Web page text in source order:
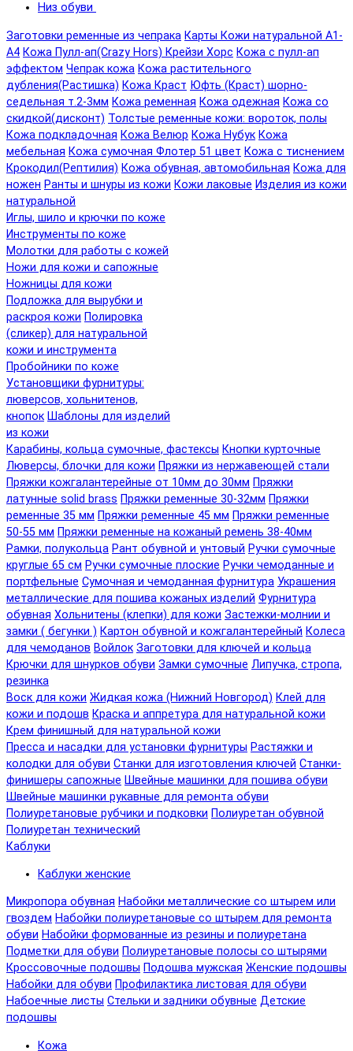
Низ обуви
Заготовки ременные из чепрака Карты Кожи натуральной А1-
А4 Кожа Пулл-ап(Crazy Hors) Крейзи Хорс Кожа с пулл-ап
эффектом Чепрак кожа Кожа растительного
дубления(Растишка) Кожа Краст Юфть (Краст) шорно-
седельная т.2-3мм Кожа ременная Кожа одежная Кожа со
скидкой(дисконт) Толстые ременные кожи: вороток, полы
Кожа подкладочная Кожа Велюр Кожа Нубук Кожа
мебельная Кожа сумочная Флотер 51 цвет Кожа с тиснением
Крокодил(Рептилия) Кожа обувная, автомобильная Кожа для
ножен Ранты и шнуры из кожи Кожи лаковые Изделия из кожи
натуральной
Иглы, шило и крючки по коже
Инструменты по коже
Молотки для работы с кожей
Ножи для кожи и сапожные
Ножницы для кожи
Подложка для вырубки и
раскроя кожи Полировка
(сликер) для натуральной
кожи и инструмента
Пробойники по коже
Установщики фурнитуры:
люверсов, хольнитенов,
кнопок Шаблоны для изделий
из кожи
Карабины, кольца сумочные, фастексы Кнопки курточные
Люверсы, блочки для кожи Пряжки из нержавеющей стали
Пряжки кожгалантерейные от 10мм до 30мм Пряжки
латунные solid brass Пряжки ременные 30-32мм Пряжки
ременные 35 мм Пряжки ременные 45 мм Пряжки ременные
50-55 мм Пряжки ременные на кожаный ремень 38-40мм
Рамки, полукольца Рант обувной и унтовый Ручки сумочные
круглые 65 см Ручки сумочные плоские Ручки чемоданные и
портфельные Сумочная и чемоданная фурнитура Украшения
металлические для пошива кожаных изделий Фурнитура
обувная Хольнитены (клепки) для кожи Застежки-молнии и
замки ( бегунки ) Картон обувной и кожгалантерейный Колеса
для чемоданов Войлок Заготовки для ключей и кольца
Крючки для шнурков обуви Замки сумочные Липучка, стропа,
резинка
Воск для кожи Жидкая кожа (Нижний Новгород) Клей для
кожи и подошв Краска и аппретура для натуральной кожи
Крем финишный для натуральной кожи
Пресса и насадки для установки фурнитуры Растяжки и
колодки для обуви Станки для изготовления ключей Станки-
финишеры сапожные Швейные машинки для пошива обуви
Швейные машинки рукавные для ремонта обуви
Полиуретановые рубчики и подковки Полиуретан обувной
Полиуретан технический
Каблуки
Каблуки женские
Микропора обувная Набойки металлические со штырем или
гвоздем Набойки полиуретановые со штырем для ремонта
обуви Набойки формованные из резины и полиуретана
Подметки для обуви Полиуретановые полосы со штырями
Кроссовочные подошвы Подошва мужская Женские подошвы
Набойки для обуви Профилактика листовая для обуви
Набоечные листы Стельки и задники обувные Детские
подошвы
Кожа